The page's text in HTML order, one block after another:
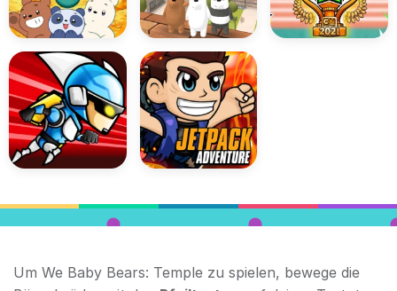
Um We Baby Bears: Temple zu spielen, bewege die